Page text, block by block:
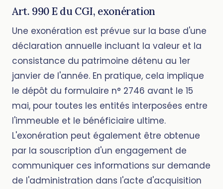
Art. 990 E du CGI, exonération
Une exonération est prévue sur la base d'une
déclaration annuelle incluant la valeur et la
consistance du patrimoine détenu au 1er
janvier de l'année. En pratique, cela implique
le dépôt du formulaire n° 2746 avant le 15
mai, pour toutes les entités interposées entre
l'immeuble et le bénéficiaire ultime.
L'exonération peut également être obtenue
par la souscription d'un engagement de
communiquer ces informations sur demande
de l'administration dans l'acte d'acquisition